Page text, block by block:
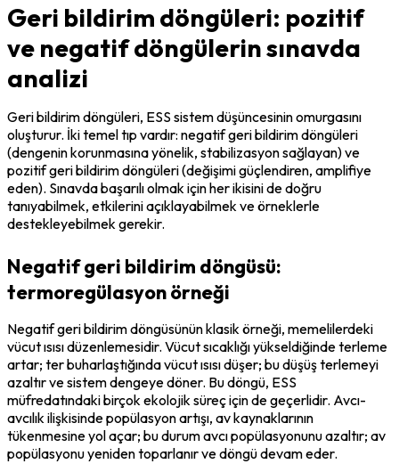
Geri bildirim döngüleri: pozitif
ve negatif döngülerin sınavda
analizi
Geri bildirim döngüleri, ESS sistem düşüncesinin omurgasını
oluşturur. İki temel tıp vardır: negatif geri bildirim döngüleri
(dengenin korunmasına yönelik, stabilizasyon sağlayan) ve
pozitif geri bildirim döngüleri (değişimi güçlendiren, amplifiye
eden). Sınavda başarılı olmak için her ikisini de doğru
tanıyabilmek, etkilerini açıklayabilmek ve örneklerle
destekleyebilmek gerekir.
Negatif geri bildirim döngüsü:
termoregülasyon örneği
Negatif geri bildirim döngüsünün klasik örneği, memelilerdeki
vücut ısısı düzenlemesidir. Vücut sıcaklığı yükseldiğinde terleme
artar; ter buharlaştığında vücut ısısı düşer; bu düşüş terlemeyi
azaltır ve sistem dengeye döner. Bu döngü, ESS
müfredatındaki birçok ekolojik süreç için de geçerlidir. Avcı-
avcılık ilişkisinde popülasyon artışı, av kaynaklarının
tükenmesine yol açar; bu durum avcı popülasyonunu azaltır; av
popülasyonu yeniden toparlanır ve döngü devam eder.